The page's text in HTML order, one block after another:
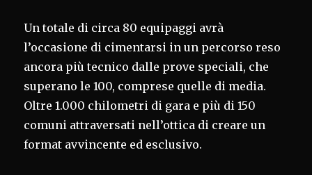
Un totale di circa 80 equipaggi avrà
l’occasione di cimentarsi in un percorso reso
ancora più tecnico dalle prove speciali, che
superano le 100, comprese quelle di media.
Oltre 1.000 chilometri di gara e più di 150
comuni attraversati nell’ottica di creare un
format avvincente ed esclusivo.